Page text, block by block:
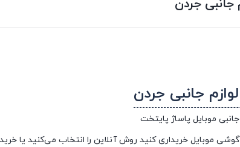
جانبی جردن
جانبی جردن
موبایل خریداری کنید روش آنلاین را انتخاب می‌کنید یا